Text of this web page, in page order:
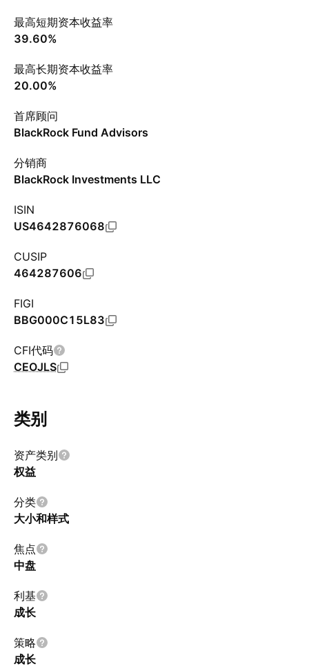
最高短期资本收益率
39.60%
最高长期资本收益率
20.00%
首席顾问
BlackRock Fund Advisors
分销商
BlackRock Investments LLC
ISIN
US4642876068
CUSIP
464287606
FIGI
BBG000C15L83
CFI代码
CEOJLS
类别
资产类别
权益
分类
大小和样式
焦点
中盘
利基
成长
策略
成长